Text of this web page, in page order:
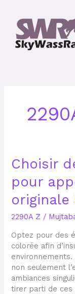
content
Choisir
pour
2290A Z /
Optez pour des
colorée afin
non seulement
ambiances
tirer parti de ces
Choisir
des
verres
colorés
pour
apporter
touche
originale
à
votre
intérieur